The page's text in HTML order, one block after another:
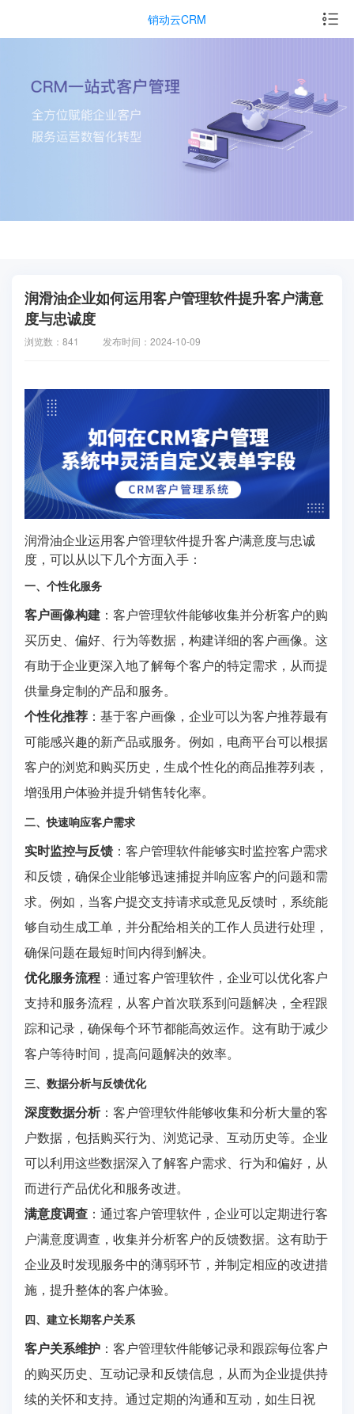
销动云CRM
润滑油企业如何运用客户管理软件提升客户满意
度与忠诚度
浏览数：841 发布时间：2024-10-09
润滑油企业运用客户管理软件提升客户满意度与忠诚
度，可以从以下几个方面入手：
一、个性化服务
客户画像构建 ：客户管理软件能够收集并分析客户的购
买历史、偏好、行为等数据，构建详细的客户画像。这
有助于企业更深入地了解每个客户的特定需求，从而提
供量身定制的产品和服务。
个性化推荐 ：基于客户画像，企业可以为客户推荐最有
可能感兴趣的新产品或服务。例如，电商平台可以根据
客户的浏览和购买历史，生成个性化的商品推荐列表，
增强用户体验并提升销售转化率。
二、快速响应客户需求
实时监控与反馈 ：客户管理软件能够实时监控客户需求
和反馈，确保企业能够迅速捕捉并响应客户的问题和需
求。例如，当客户提交支持请求或意见反馈时，系统能
够自动生成工单，并分配给相关的工作人员进行处理，
确保问题在最短时间内得到解决。
优化服务流程 ：通过客户管理软件，企业可以优化客户
支持和服务流程，从客户首次联系到问题解决，全程跟
踪和记录，确保每个环节都能高效运作。这有助于减少
客户等待时间，提高问题解决的效率。
三、数据分析与反馈优化
深度数据分析：客户管理软件能够收集和分析大量的客
户数据，包括购买行为、浏览记录、互动历史等。企业
可以利用这些数据深入了解客户需求、行为和偏好，从
而进行产品优化和服务改进。
满意度调查 ：通过客户管理软件，企业可以定期进行客
户满意度调查，收集并分析客户的反馈数据。这有助于
企业及时发现服务中的薄弱环节，并制定相应的改进措
施，提升整体的客户体验。
四、建立长期客户关系
客户关系维护 ：客户管理软件能够记录和跟踪每位客户
的购买历史、互动记录和反馈信息，从而为企业提供持
续的关怀和支持。通过定期的沟通和互动，如生日祝